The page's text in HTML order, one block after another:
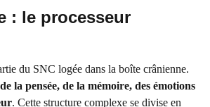
: le processeur
du SNC logée dans la boîte crânienne.
la pensée, de la mémoire, des émotions
. Cette structure complexe se divise en